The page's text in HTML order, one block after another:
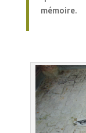
mémoire.